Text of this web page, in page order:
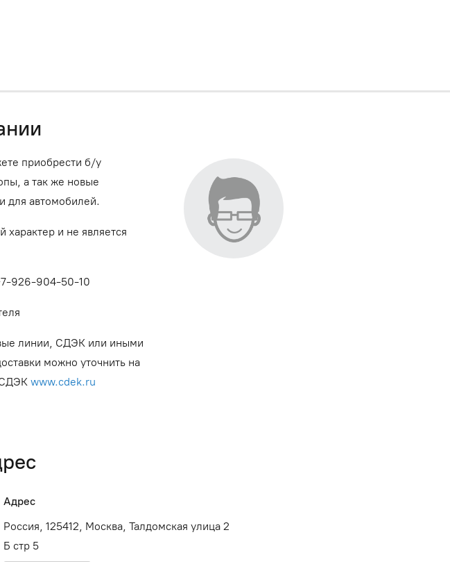
приобрести б/у
а так же новые
для автомобилей.
и не является
926-904-50-10
линии, СДЭК или иными
можно уточнить на
www.cdek.ru
Адрес
Россия, 125412, Москва, Талдомская улица 2
Б стр 5